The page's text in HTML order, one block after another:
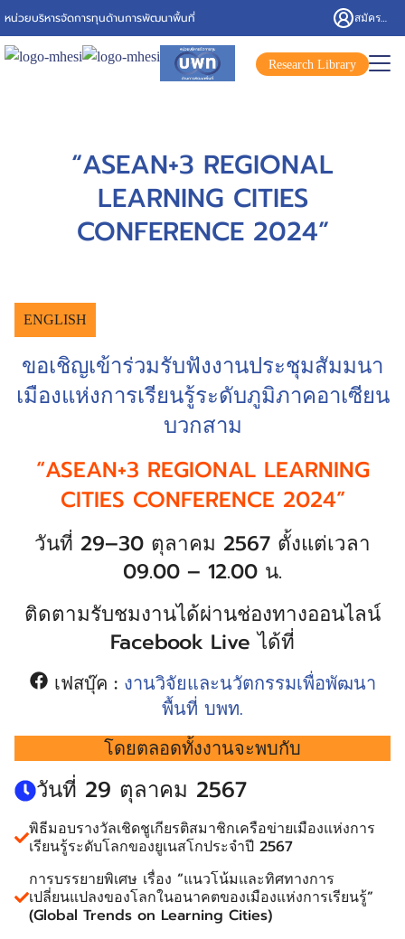
หน่วยบริหารจัดการทุนด้านการพัฒนาพื้นที่ สมัครสมาชิก/เข้าสู่ระบบ
Research Library
“ASEAN+3 REGIONAL
LEARNING CITIES
CONFERENCE 2024”
ENGLISH
ขอเชิญเข้าร่วมรับฟังงานประชุมสัมมนา
เมืองแห่งการเรียนรู้ระดับภูมิภาคอาเซียน
บวกสาม
“ASEAN+3 REGIONAL LEARNING
CITIES CONFERENCE 2024”
วันที่ 29–30 ตุลาคม 2567 ตั้งแต่เวลา
09.00 – 12.00 น.
ติดตามรับชมงานได้ผ่านช่องทางออนไลน์
Facebook Live ได้ที่
เฟสบุ๊ค : งานวิจัยและนวัตกรรมเพื่อพัฒนา
พื้นที่ บพท.
โดยตลอดทั้งงานจะพบกับ
วันที่ 29 ตุลาคม 2567
พิธีมอบรางวัลเชิดชูเกียรติสมาชิกเครือข่ายเมืองแห่งการ
เรียนรู้ระดับโลกของยูเนสโกประจำปี 2567
การบรรยายพิเศษ เรื่อง “แนวโน้มและทิศทางการ
เปลี่ยนแปลงของโลกในอนาคตของเมืองแห่งการเรียนรู้”
(Global Trends on Learning Cities)